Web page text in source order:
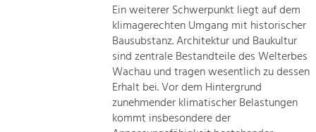
Ein weiterer Schwerpunkt liegt auf dem
klimagerechten Umgang mit historischer
Bausubstanz. Architektur und Baukultur
sind zentrale Bestandteile des Welterbes
Wachau und tragen wesentlich zu dessen
Erhalt bei. Vor dem Hintergrund
zunehmender klimatischer Belastungen
kommt insbesondere der